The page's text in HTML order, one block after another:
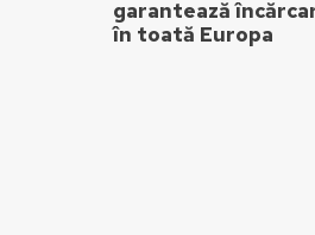
garantează
în toată Europa